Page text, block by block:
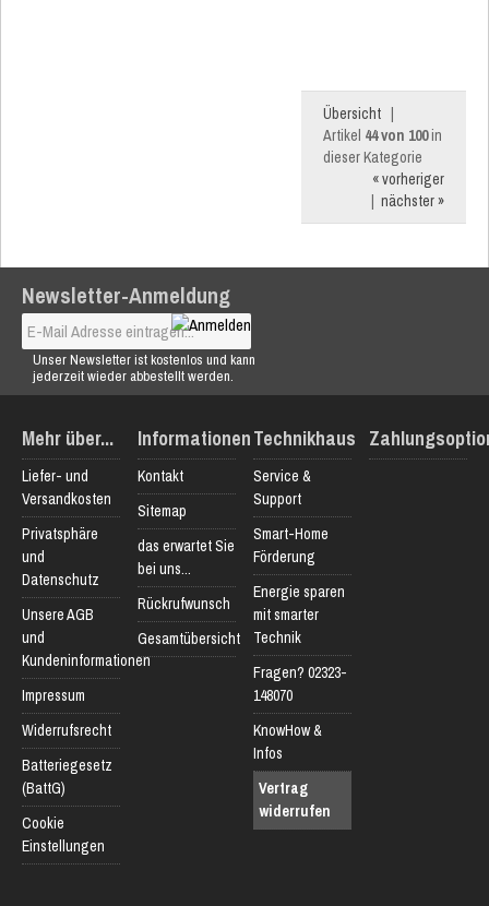
Übersicht |
Artikel 44 von 100in
dieser Kategorie
« vorheriger
| nächster »
Newsletter-Anmeldung
Unser Newsletter ist kostenlos und kann
jederzeit wieder abbestellt werden.
Mehr über...
Liefer- und
Versandkosten
Privatsphäre
und
Datenschutz
Unsere AGB
und
Kundeninformationen
Impressum
Widerrufsrecht
Batteriegesetz
(BattG)
Cookie
Einstellungen
Informationen
Kontakt
Sitemap
das erwartet Sie
bei uns...
Rückrufwunsch
Gesamtübersicht
Technikhaus
Service &
Support
Smart-Home
Förderung
Energie sparen
mit smarter
Technik
Fragen? 02323-
148070
KnowHow &
Infos
Vertrag
widerrufen